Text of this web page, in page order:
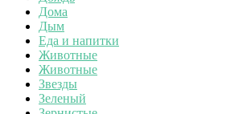
Дома
Дым
Еда и напитки
Животные
Животные
Звезды
Зеленый